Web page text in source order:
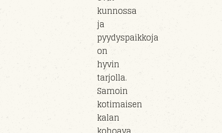
kunnossa
ja
pyydyspaikkoja
on
hyvin
tarjolla.
Samoin
kotimaisen
kalan